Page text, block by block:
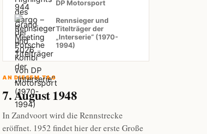
DP Motorsport
Rennsieger und
Titelträger der
„Interserie“ (1970-
1994)
AN DIESEM TAG
7. August 1948
In Zandvoort wird die Rennstrecke
eröffnet. 1952 findet hier der erste Große